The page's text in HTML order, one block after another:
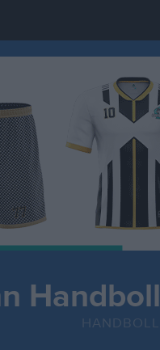
Handboll
HANDBOLL